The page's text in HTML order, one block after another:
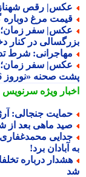
رقص شهناز
مرغ دوباره
سفر زمان؛
در کنار
شرط تداوم
سفر زمان؛
صحنه «نوروز 76»
ویژهسرنویس
جنجالی:
ماهی بعد از
محمدغفاری
آبادان برد!
درباره